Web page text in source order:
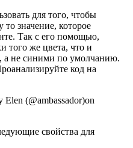
для того, чтобы
то значение, которое
Так с его помощью,
того же цвета, что и
а не синими по умолчанию.
код на
(@ambassador)on
свойства для